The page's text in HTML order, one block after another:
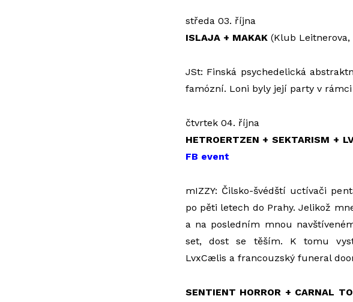
středa 03. října
ISLAJA + MAKAK(Klub Leitnerova,
JSt: Finská psychedelická
famózní. Loni byly její party v
čtvrtek 04. října
HETROERTZEN + SEKTARISM +
FB event
mIZZY: Čilsko-švédští uctívači
po pěti letech do Prahy. Jelikož
a na posledním mnou
set, dost se těším. K tomu
LvxCælis a francouzský funeral
SENTIENT HORROR + CARNAL